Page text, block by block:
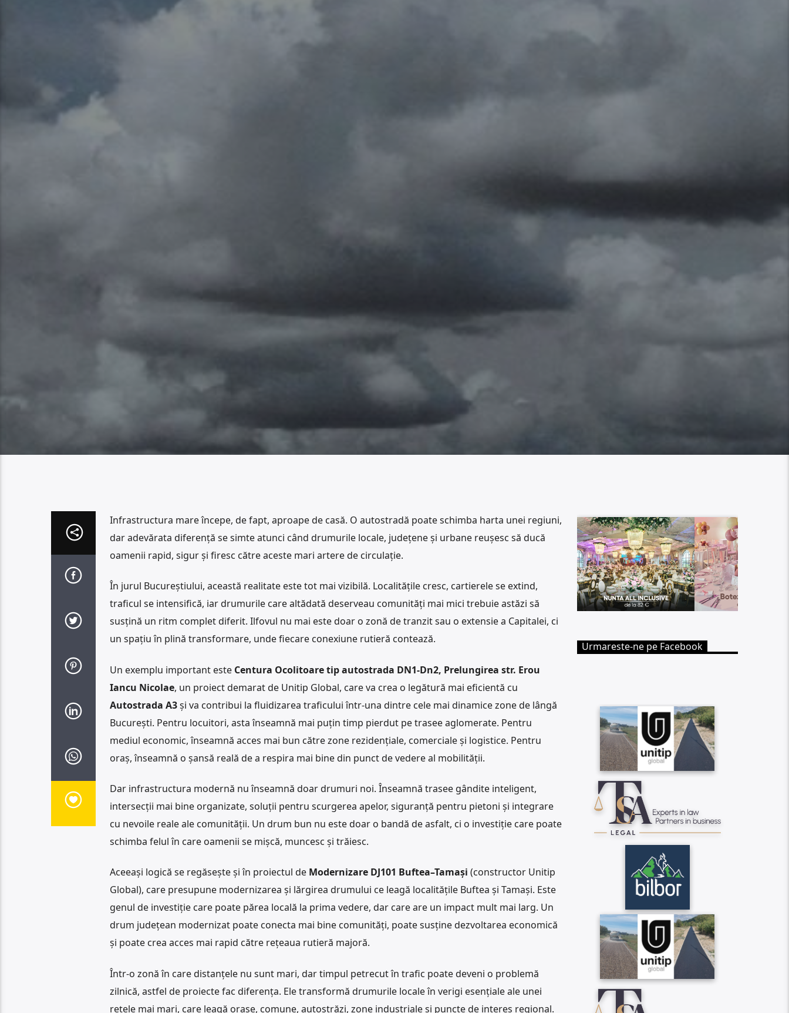
Infrastructura mare începe, de fapt, aproape de casă. O autostradă poate schimba harta unei regiuni,
dar adevărata diferență se simte atunci când drumurile locale, județene și urbane reușesc să ducă
oamenii rapid, sigur și firesc către aceste mari artere de circulație.
În jurul Bucureștiului, această realitate este tot mai vizibilă. Localitățile cresc, cartierele se extind,
traficul se intensifică, iar drumurile care altădată deserveau comunități mai mici trebuie astăzi să
susțină un ritm complet diferit. Ilfovul nu mai este doar o zonă de tranzit sau o extensie a Capitalei, ci
un spațiu în plină transformare, unde fiecare conexiune rutieră contează.
Un exemplu important este Centura Ocolitoare tip autostrada DN1-Dn2, Prelungirea str. Erou
Iancu Nicolae, un proiect demarat de Unitip Global, care va crea o legătură mai eficientă cu
Autostrada A3și va contribui la fluidizarea traficului într-una dintre cele mai dinamice zone de lângă
București. Pentru locuitori, asta înseamnă mai puțin timp pierdut pe trasee aglomerate. Pentru
mediul economic, înseamnă acces mai bun către zone rezidențiale, comerciale și logistice. Pentru
oraș, înseamnă o șansă reală de a respira mai bine din punct de vedere al mobilității.
Dar infrastructura modernă nu înseamnă doar drumuri noi. Înseamnă trasee gândite inteligent,
intersecții mai bine organizate, soluții pentru scurgerea apelor, siguranță pentru pietoni și integrare
cu nevoile reale ale comunității. Un drum bun nu este doar o bandă de asfalt, ci o investiție care poate
schimba felul în care oamenii se mișcă, muncesc și trăiesc.
Aceeași logică se regăsește și în proiectul de Modernizare DJ101 Buftea–Tamași (constructor Unitip
Global), care presupune modernizarea și lărgirea drumului ce leagă localitățile Buftea și Tamași. Este
genul de investiție care poate părea locală la prima vedere, dar care are un impact mult mai larg. Un
drum județean modernizat poate conecta mai bine comunități, poate susține dezvoltarea economică
și poate crea acces mai rapid către rețeaua rutieră majoră.
Într-o zonă în care distanțele nu sunt mari, dar timpul petrecut în trafic poate deveni o problemă
zilnică, astfel de proiecte fac diferența. Ele transformă drumurile locale în verigi esențiale ale unei
rețele mai mari, care leagă orașe, comune, autostrăzi, zone industriale și puncte de interes regional.
Urmareste-ne pe Facebook